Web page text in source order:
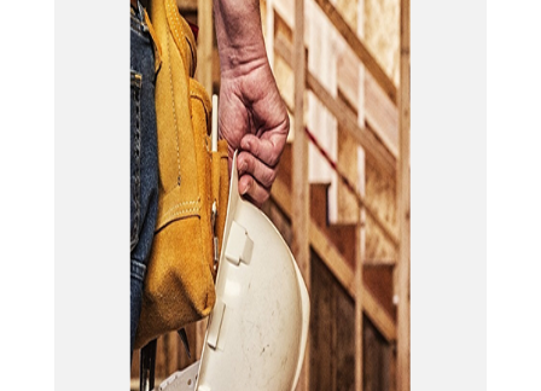
【施工相机app简介】
施工相机app支持高清拍照功能，可实时记录施工现场的实际
情况。同时，该应用还具备智能识别功能，可自动对照片进行分
类和整理，提高管理效率。用户可以通过手机随时随地使用该应
用，方便快捷地进行施工现场管理。此外，应用还具备严格的数
据加密和备份功能，确保施工现场信息的安全性和可靠性。
【施工相机app技巧】